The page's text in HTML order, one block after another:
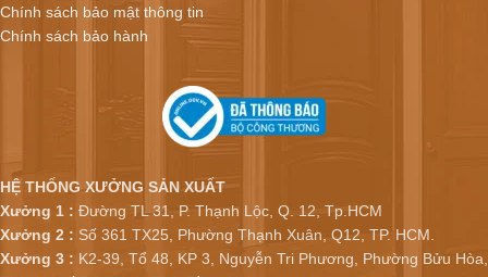
Chính sách bảo mật thông tin
Chính sách bảo hành
HỆ THỐNG XƯỞNG SẢN XUẤT
Xưởng 1 : Đường TL 31, P. Thạnh Lộc, Q. 12, Tp.HCM
Xưởng 2 : Số 361 TX25, Phường Thạnh Xuân, Q12, TP. HCM.
Xưởng 3 : K2-39, Tổ 48, KP 3, Nguyễn Tri Phương, Phường Bửu Hòa,